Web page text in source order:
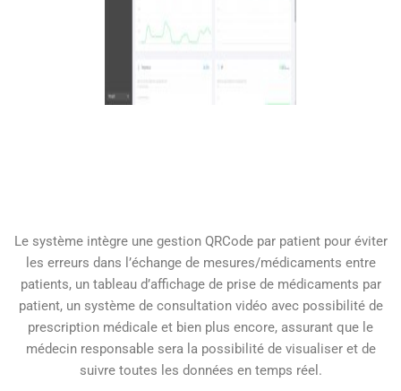
Le système intègre une gestion QRCode par patient pour éviter
les erreurs dans l’échange de mesures/médicaments entre
patients, un tableau d’affichage de prise de médicaments par
patient, un système de consultation vidéo avec possibilité de
prescription médicale et bien plus encore, assurant que le
médecin responsable sera la possibilité de visualiser et de
suivre toutes les données en temps réel.